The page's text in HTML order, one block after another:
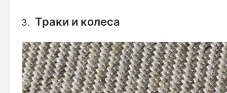
Траки и колеса